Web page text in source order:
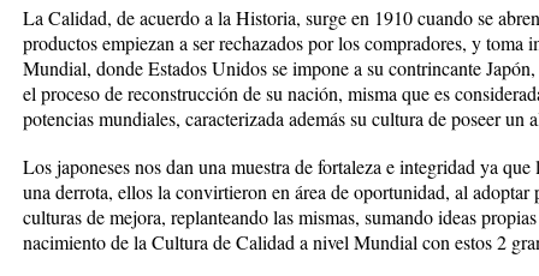
La Calidad, de acuerdo a la Historia, surge en 1910 cuando se
productos empiezan a ser rechazados por los compradores, y toma
Mundial, donde Estados Unidos se impone a su contrincante
el proceso de reconstrucción de su nación, misma que es
potencias mundiales, caracterizada además su cultura de poseer un
Los japoneses nos dan una muestra de fortaleza e integridad ya
una derrota, ellos la convirtieron en área de oportunidad, al
culturas de mejora, replanteando las mismas, sumando ideas
nacimiento de la Cultura de Calidad a nivel Mundial con estos 2